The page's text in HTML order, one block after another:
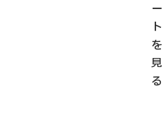
ー
ト
を
見
る